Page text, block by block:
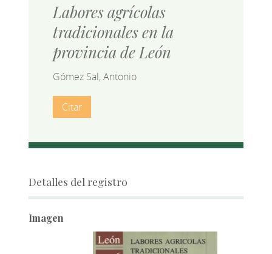
Labores agrícolas
tradicionales en la
provincia de León
Gómez Sal, Antonio
Citar
Detalles del registro
Imagen